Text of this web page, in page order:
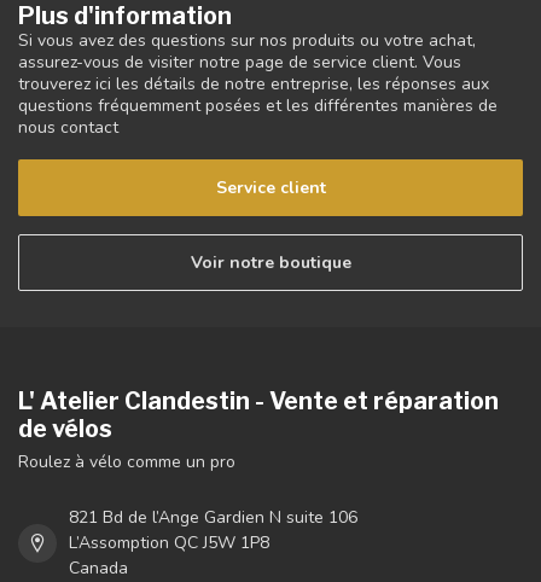
Plus d'information
Si vous avez des questions sur nos produits ou votre achat,
assurez-vous de visiter notre page de service client. Vous
trouverez ici les détails de notre entreprise, les réponses aux
questions fréquemment posées et les différentes manières de
nous contact
Service client
Voir notre boutique
L' Atelier Clandestin - Vente et réparation
de vélos
Roulez à vélo comme un pro
821 Bd de l’Ange Gardien N suite 106
L’Assomption QC J5W 1P8
Canada